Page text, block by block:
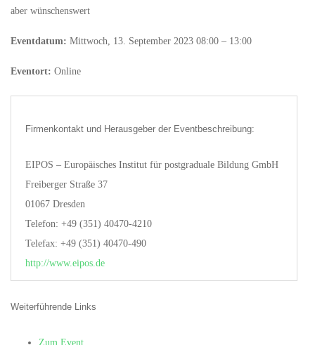
aber wünschenswert
Eventdatum: Mittwoch, 13. September 2023 08:00 – 13:00
Eventort: Online
Firmenkontakt und Herausgeber der Eventbeschreibung:
EIPOS – Europäisches Institut für postgraduale Bildung GmbH
Freiberger Straße 37
01067 Dresden
Telefon: +49 (351) 40470-4210
Telefax: +49 (351) 40470-490
http://www.eipos.de
Weiterführende Links
Zum Event